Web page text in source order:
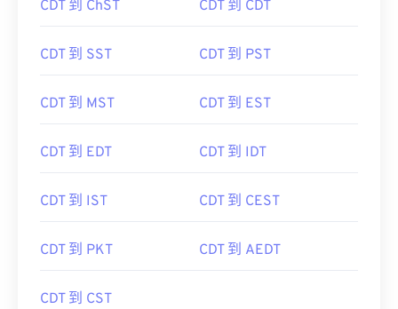
CDT 到 ChST CDT 到 CDT
CDT 到 SST CDT 到 PST
CDT 到 MST CDT 到 EST
CDT 到 EDT CDT 到 IDT
CDT 到 IST CDT 到 CEST
CDT 到 PKT CDT 到 AEDT
CDT 到 CST